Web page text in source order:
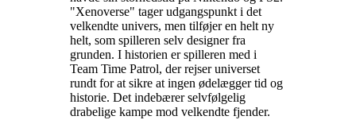
"Xenoverse" tager udgangspunkt i det
velkendte univers, men tilføjer en helt ny
helt, som spilleren selv designer fra
grunden. I historien er spilleren med i
Team Time Patrol, der rejser universet
rundt for at sikre at ingen ødelægger tid og
historie. Det indebærer selvfølgelig
drabelige kampe mod velkendte fjender.